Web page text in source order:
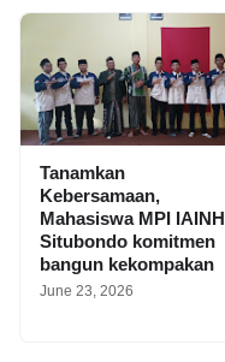
Tanamkan
Kebersamaan,
Mahasiswa MPI IAINH
Situbondo komitmen
bangun kekompakan
June 23, 2026